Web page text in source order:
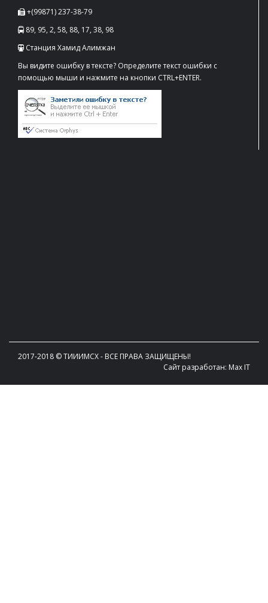
+(99871) 237-38-79
89, 95, 2, 58, 88, 17, 38, 98
Станция Хамид Алимжан
Вы видите ошибку в тексте? Определите текст ошибки с
помощью мыши и нажмите на кнопки CTRL+ENTER.
2017-2018 © TИИИМСХ - ВСЕ ПРАВА ЗАЩИЩЕНЫ!
Сайт разработан: Max IT